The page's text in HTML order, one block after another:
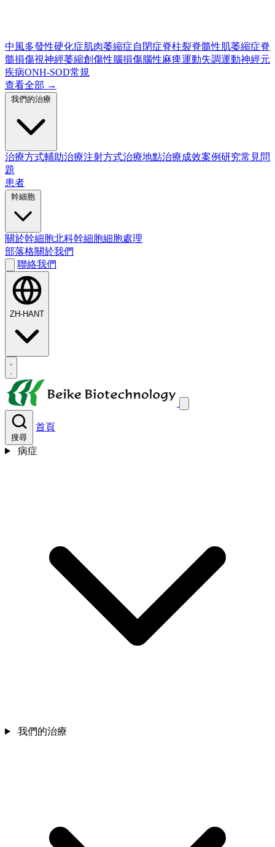
中風多發性硬化症肌肉萎縮症自閉症脊柱裂脊髓性肌萎縮症脊
髓損傷視神經萎縮創傷性腦損傷腦性麻痺運動失調運動神經元
疾病ONH-SOD常規
查看全部 →
治療方式輔助治療注射方式治療地點治療成效案例研究常見問
題
患者
關於幹細胞北科幹細胞細胞處理
部落格關於我們
聯絡我們
ZH-HANT
搜尋
首頁
病症
我們的治療